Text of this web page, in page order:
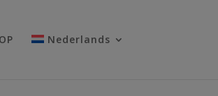
Nederlands